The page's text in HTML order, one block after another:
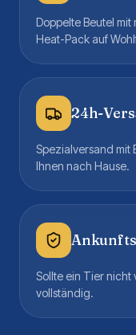
Doppelte Beutel mit
Heat-Pack auf
24h-
Spezialversand mit
Ihnen nach Hause.
Sollte ein Tier nicht
vollständig.